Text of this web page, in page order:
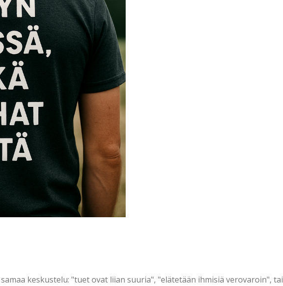
keskustelu: "tuet ovat liian suuria", "elätetään ihmisiä verovaroin", tai